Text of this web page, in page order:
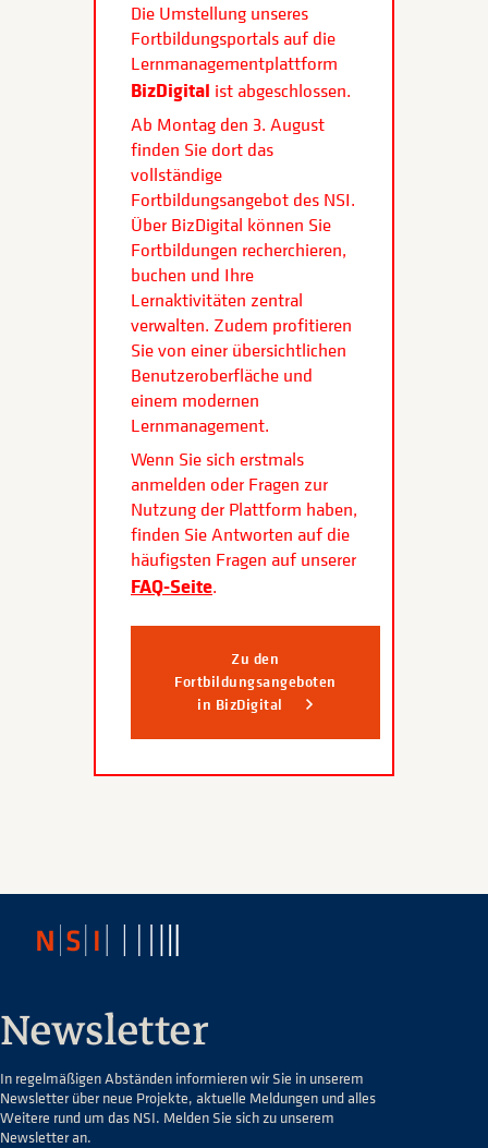
Die Umstellung unseres
Fortbildungsportals auf die
Lernmanagementplattform
BizDigital ist abgeschlossen.
Ab Montag den 3. August
finden Sie dort das
vollständige
Fortbildungsangebot des NSI.
Über BizDigital können Sie
Fortbildungen recherchieren,
buchen und Ihre
Lernaktivitäten zentral
verwalten. Zudem profitieren
Sie von einer übersichtlichen
Benutzeroberfläche und
einem modernen
Lernmanagement.
Wenn Sie sich erstmals
anmelden oder Fragen zur
Nutzung der Plattform haben,
finden Sie Antworten auf die
häufigsten Fragen auf unserer
FAQ-Seite.
Zu den
Fortbildungsangeboten
in BizDigital
Newsletter
In regelmäßigen Abständen informieren wir Sie in unserem
Newsletter über neue Projekte, aktuelle Meldungen und alles
Weitere rund um das NSI. Melden Sie sich zu unserem
Newsletter an.